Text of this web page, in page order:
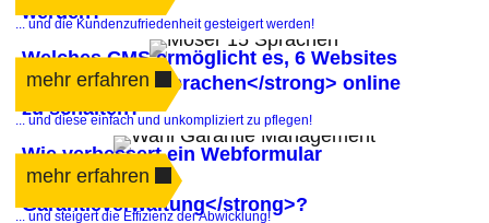
werden?
... und die Kundenzufriedenheit gesteigert werden!
Welches CMS ermöglicht es, 6 Websites
in <strong>15 Sprachen</strong> online
zu schalten?
mehr erfahren
... und diese einfach und unkompliziert zu pflegen!
Wie verbessert ein Webformular
die<strong>
Garantieverwaltung</strong>?
mehr erfahren
... und steigert die Effizienz der Abwicklung!